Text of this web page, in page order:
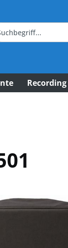
Recording